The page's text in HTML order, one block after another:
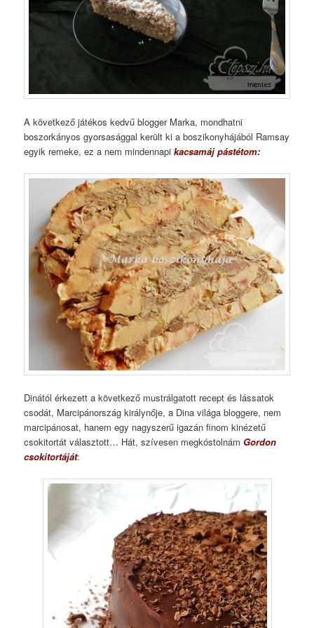
A következő játékos kedvű blogger Marka, mondhatni
boszorkányos gyorsasággal került ki a boszikonyhájából Ramsay
egyik remeke, ez a nem mindennapikacsamáj pástétom:
Dinától érkezett a következő mustrálgatott recept és lássatok
csodát, Marcipánország királynője, a Dina világa bloggere, nem
marcipánosat, hanem egy nagyszerű igazán finom kinézetű
csokitortát választott… Hát, szívesen megkóstolnám Gordon
csokitortáját: